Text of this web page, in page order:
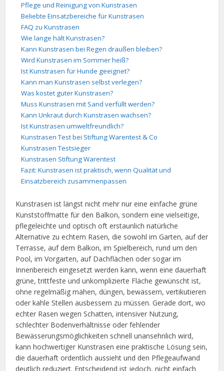
Pflege und Reinigung von Kunstrasen
Beliebte Einsatzbereiche für Kunstrasen
FAQ zu Kunstrasen
Wie lange hält Kunstrasen?
Kann Kunstrasen bei Regen draußen bleiben?
Wird Kunstrasen im Sommer heiß?
Ist Kunstrasen für Hunde geeignet?
Kann man Kunstrasen selbst verlegen?
Was kostet guter Kunstrasen?
Muss Kunstrasen mit Sand verfüllt werden?
Kann Unkraut durch Kunstrasen wachsen?
Ist Kunstrasen umweltfreundlich?
Kunstrasen Test bei Stiftung Warentest & Co
Kunstrasen Testsieger
Kunstrasen Stiftung Warentest
Fazit: Kunstrasen ist praktisch, wenn Qualität und
Einsatzbereich zusammenpassen
Kunstrasen ist längst nicht mehr nur eine einfache grüne
Kunststoffmatte für den Balkon, sondern eine vielseitige,
pflegeleichte und optisch oft erstaunlich natürliche
Alternative zu echtem Rasen, die sowohl im Garten, auf der
Terrasse, auf dem Balkon, im Spielbereich, rund um den
Pool, im Vorgarten, auf Dachflächen oder sogar im
Innenbereich eingesetzt werden kann, wenn eine dauerhaft
grüne, trittfeste und unkomplizierte Fläche gewünscht ist,
ohne regelmäßig mähen, düngen, bewässern, vertikutieren
oder kahle Stellen ausbessern zu müssen. Gerade dort, wo
echter Rasen wegen Schatten, intensiver Nutzung,
schlechter Bodenverhältnisse oder fehlender
Bewässerungsmöglichkeiten schnell unansehnlich wird,
kann hochwertiger Kunstrasen eine praktische Lösung sein,
die dauerhaft ordentlich aussieht und den Pflegeaufwand
deutlich reduziert. Entscheidend ist jedoch, nicht einfach